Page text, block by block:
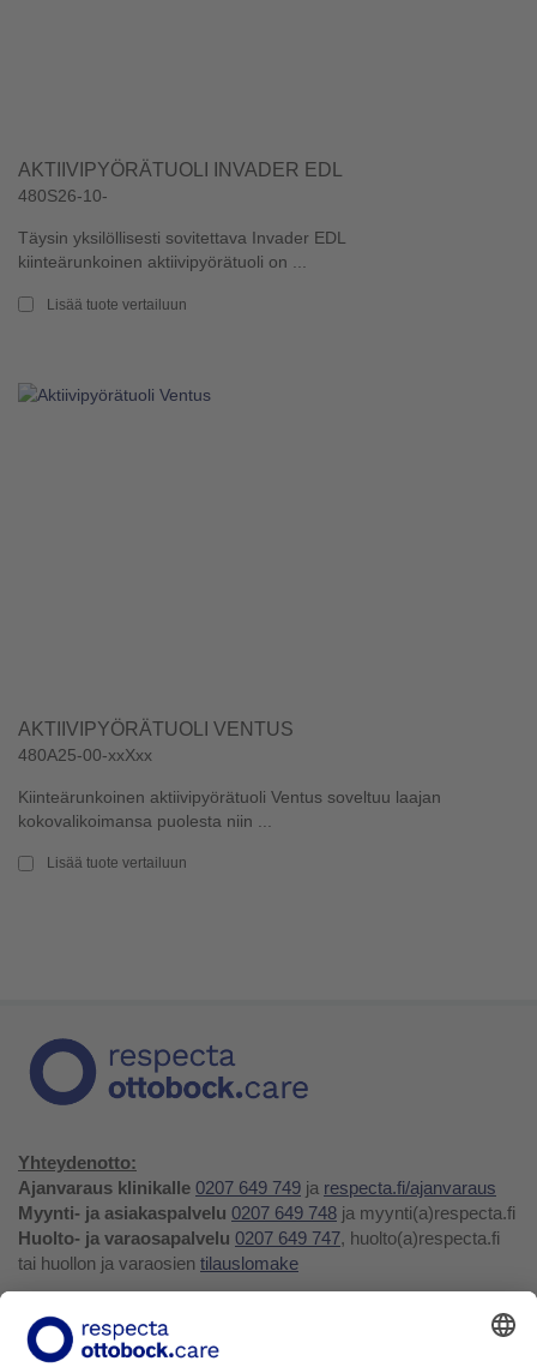
AKTIIVIPYÖRÄTUOLI INVADER EDL
480S26-10-
Täysin yksilöllisesti sovitettava Invader EDL
kiinteärunkoinen aktiivipyörätuoli on ...
Lisää tuote vertailuun
AKTIIVIPYÖRÄTUOLI VENTUS
480A25-00-xxXxx
Kiinteärunkoinen aktiivipyörätuoli Ventus soveltuu laajan
kokovalikoimansa puolesta niin ...
Lisää tuote vertailuun
Yhteydenotto:
Ajanvaraus klinikalle 0207 649 749 ja respecta.fi/ajanvaraus
Myynti- ja asiakaspalvelu 0207 649 748 ja myynti(a)respecta.fi
Huolto- ja varaosapalvelu 0207 649 747, huolto(a)respecta.fi
tai huollon ja varaosien tilauslomake
Facebook
Youtube
Tietosuojakäytäntö
Privacy Policy